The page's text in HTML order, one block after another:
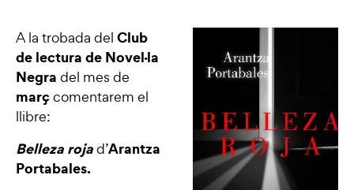
A la trobada del Club
de lectura de Novel·la
Negra del mes de
marçcomentarem el
llibre:
Belleza rojad’Arantza
Portabales.